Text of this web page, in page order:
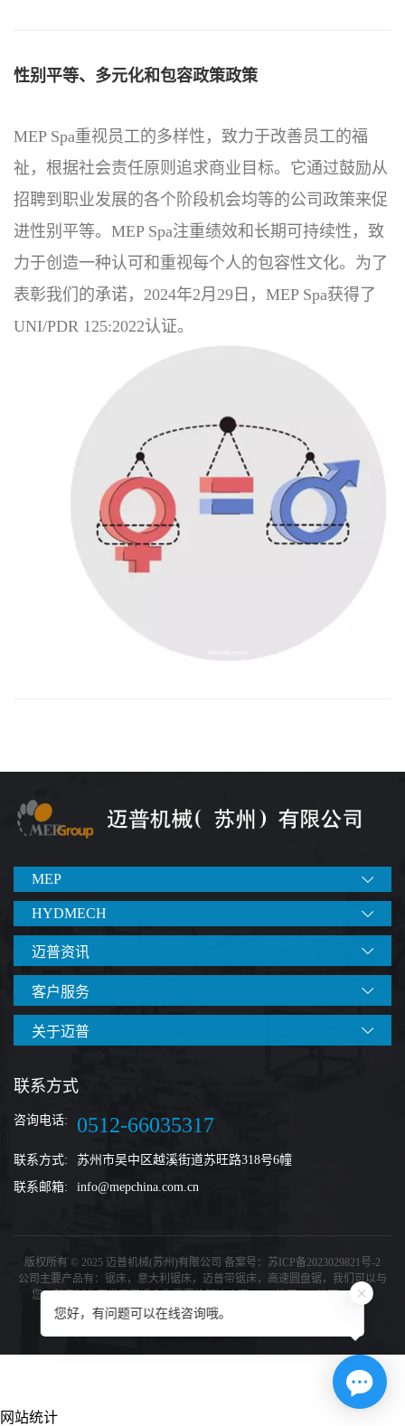
性别平等、多元化和包容政策政策
MEP Spa重视员工的多样性，致力于改善员工的福
祉，根据社会责任原则追求商业目标。它通过鼓励从
招聘到职业发展的各个阶段机会均等的公司政策来促
进性别平等。MEP Spa注重绩效和长期可持续性，致
力于创造一种认可和重视每个人的包容性文化。为了
表彰我们的承诺，2024年2月29日，MEP Spa获得了
UNI/PDR 125:2022认证。
MEP
HYDMECH
迈普资讯
客户服务
关于迈普
联系方式
咨询电话: 0512-66035317
联系方式:
苏州市吴中区越溪街道苏旺路318号6幢
联系邮箱:
info@mepchina.com.cn
版权所有 © 2025 迈普机械(苏州)有限公司 备案号： 苏ICP备2023029821号-2
公司主要产品有： 锯床 ， 意大利锯床 ， 迈普带锯床 ， 高速圆盘锯 ，我们可以与
您一起定制化开发真正适合你需要的解决方案。
txt地图
苏州质量认证 镇江质量认证
网站统计
您好，有问题可以在线咨询哦。